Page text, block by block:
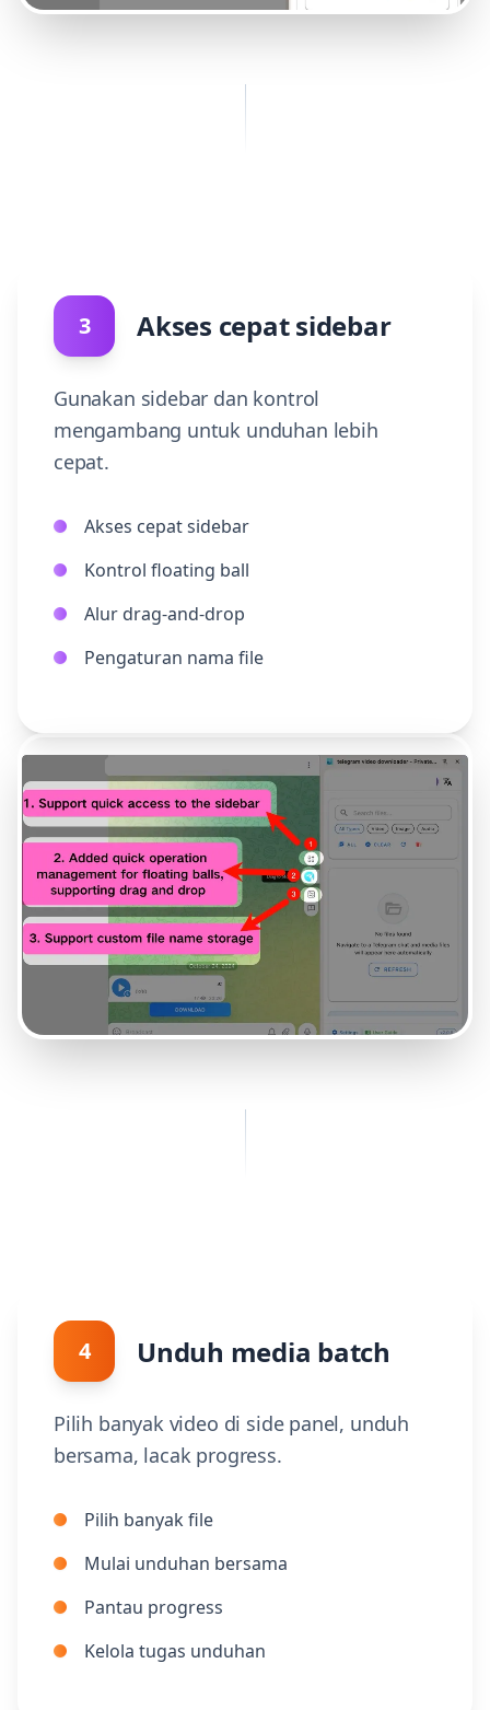
3 Akses cepat sidebar
Gunakan sidebar dan kontrol
mengambang untuk unduhan lebih
cepat.
Akses cepat sidebar
Kontrol floating ball
Alur drag-and-drop
Pengaturan nama file
4 Unduh media batch
Pilih banyak video di side panel, unduh
bersama, lacak progress.
Pilih banyak file
Mulai unduhan bersama
Pantau progress
Kelola tugas unduhan